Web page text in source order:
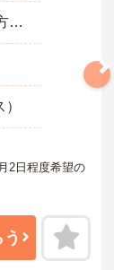
■旧ヘルパー2級以上の方歓迎
2日程度希望の
をお伝えしま